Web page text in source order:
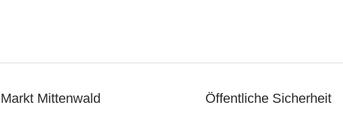
Markt Mittenwald Öffentliche Sicherheit